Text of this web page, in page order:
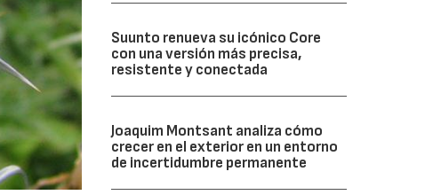
Suunto renueva su icónico Core
con una versión más precisa,
resistente y conectada
Joaquim Montsant analiza cómo
crecer en el exterior en un entorno
de incertidumbre permanente